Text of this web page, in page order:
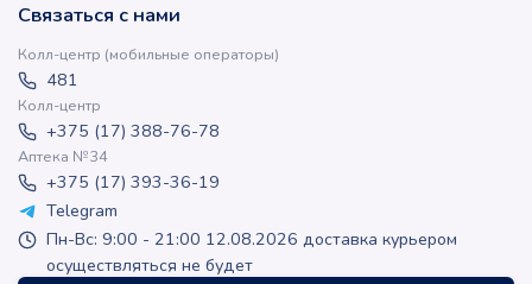
Связаться с нами
Колл-центр (мобильные операторы)
481
Колл-центр
+375 (17) 388-76-78
Аптека №34
+375 (17) 393-36-19
Telegram
Пн-Вс: 9:00 - 21:00 12.08.2026 доставка курьером
осуществляться не будет